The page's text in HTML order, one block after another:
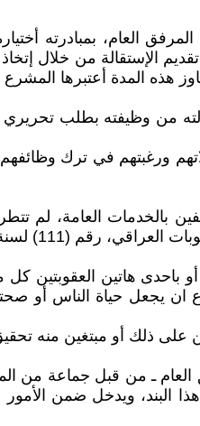
العام، بمبادرته
الإداري: ص372، القانون الإداري:
هذه المدة أعتبرها المشرع
ورغبتهم في ترك وظائفهم
بالخدمات العامة، لم
باحدى هاتين
ان يجعل حیاة الناس أو
العام ـ من قبل جماعة من
البند، ويدخل ضمن